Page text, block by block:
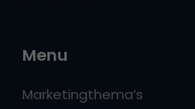
Menu
Marketingthema’s